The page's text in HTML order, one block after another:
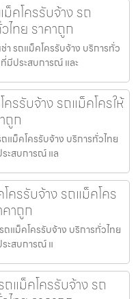
คโครรับจ้าง รถ
ไทย ราคาถูก
า รถแม็คโครรับจ้าง บริการทั่ว
มีประสบการณ์ และ
รรับจ้าง รถแม็คโครให้
ถูก
ถแม็คโครรับจ้าง บริการทั่วไทย
ะสบการณ์ แล
ครรับจ้าง รถแม็คโคร
าถูก
ถแม็คโครรับจ้าง บริการทั่วไทย
ะสบการณ์ แ
ถแม็คโครรับจ้าง รถ